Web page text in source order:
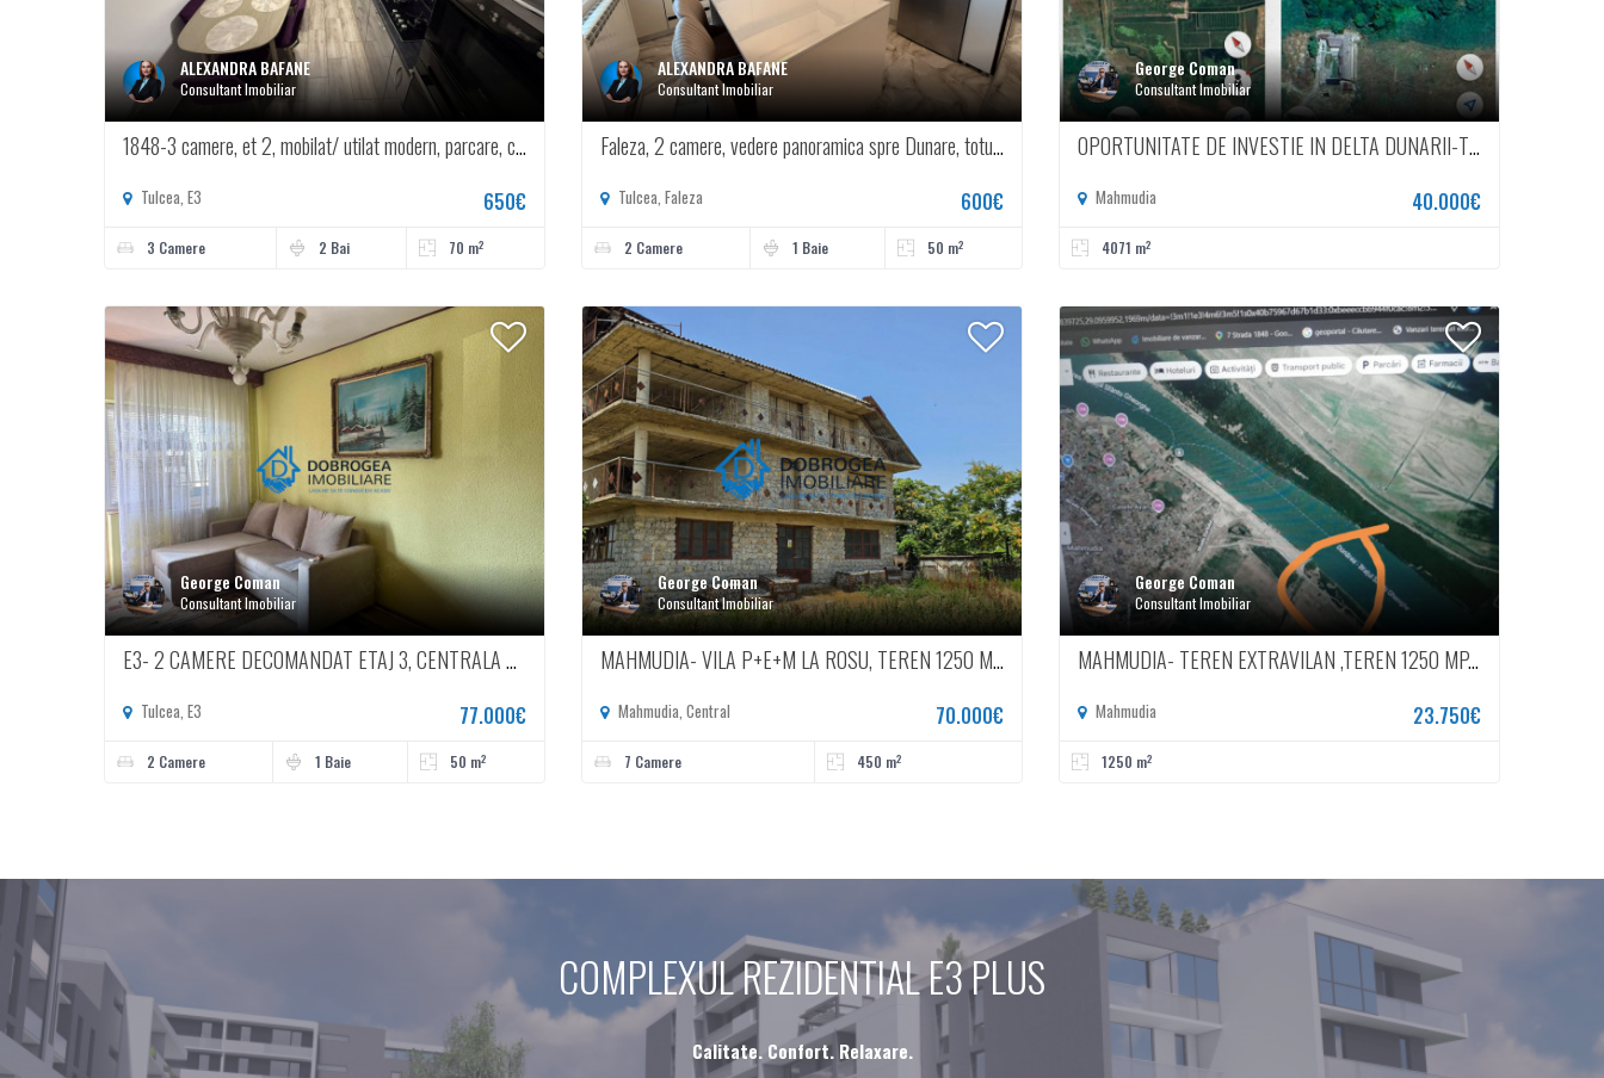
ALEXANDRA BAFANE
Consultant Imobiliar
1848-3 camere, et 2, mobilat/ utilat modern, parcare, centrala gaz
Tulcea, E3 650€
3 Camere 2 Bai 70 m2
ALEXANDRA BAFANE
Consultant Imobiliar
Faleza, 2 camere, vedere panoramica spre Dunare, totul nou, renovat integral
Tulcea, Faleza 600€
2 Camere 1 Baie 50 m2
George Coman
Consultant Imobiliar
OPORTUNITATE DE INVESTIE IN DELTA DUNARII-TEREN INTRAVILAN 4071MP
Mahmudia 40.000€
4071 m2
George Coman
Consultant Imobiliar
E3- 2 CAMERE DECOMANDAT ETAJ 3, CENTRALA GAZ
Tulcea, E3 77.000€
2 Camere 1 Baie 50 m2
George Coman
Consultant Imobiliar
MAHMUDIA- VILA P+E+M LA ROSU, TEREN 1250 MP
Mahmudia, Central 70.000€
7 Camere 450 m2
George Coman
Consultant Imobiliar
MAHMUDIA- TEREN EXTRAVILAN ,TEREN 1250 MP, DESCHIDERE LA DUNARE
Mahmudia 23.750€
1250 m2
COMPLEXUL REZIDENTIAL E3 PLUS
Calitate. Confort. Relaxare.